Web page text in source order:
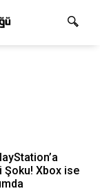
Şoku! Xbox ise